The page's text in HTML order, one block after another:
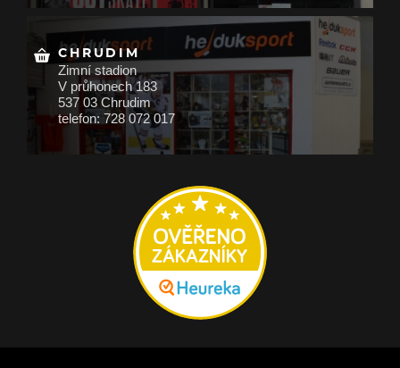
CHRUDIM
Zimní stadion
V průhonech 183
537 03 Chrudim
telefon: 728 072 017